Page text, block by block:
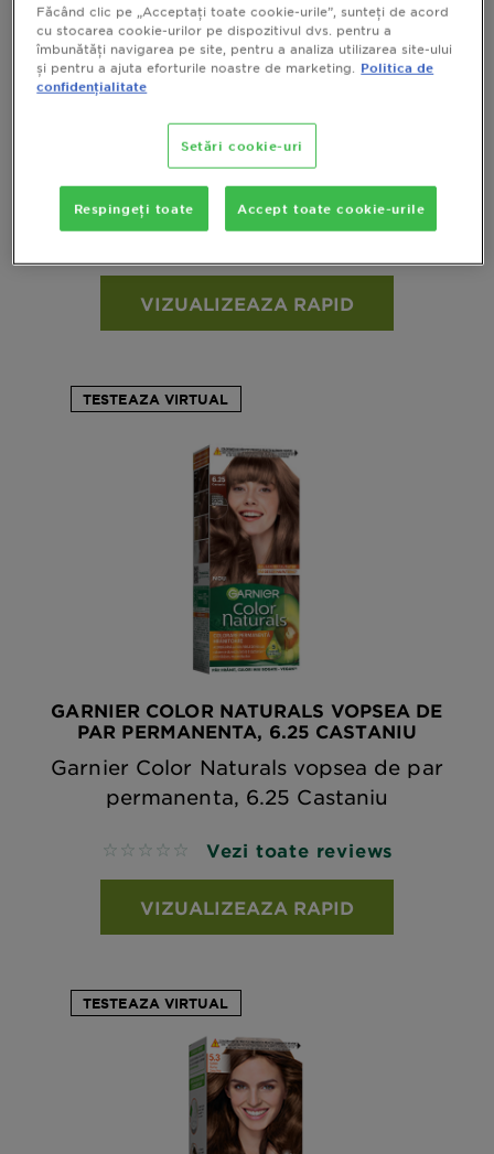
PAR PERMANENTA, 6.34 CIOCOLATA
Garnier Color Naturals vopsea de par
permanenta, 6.34 Ciocolata
VIZUALIZEAZA RAPID
TESTEAZA VIRTUAL
GARNIER COLOR NATURALS VOPSEA DE
PAR PERMANENTA, 6.25 CASTANIU
Garnier Color Naturals vopsea de par
permanenta, 6.25 Castaniu
No reviews Vezi toate reviews
VIZUALIZEAZA RAPID
TESTEAZA VIRTUAL
Făcând clic pe „Acceptați toate cookie-urile”, sunteți de acord
cu stocarea cookie-urilor pe dispozitivul dvs. pentru a
îmbunătăți navigarea pe site, pentru a analiza utilizarea site-ului
și pentru a ajuta eforturile noastre de marketing.
Politica de
confidențialitate
Setări cookie-uri
Respingeți toate Accept toate cookie-urile